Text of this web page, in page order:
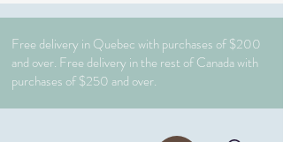
Free delivery in Quebec with purchases of $200
and over. Free delivery in the rest of Canada with
purchases of $250 and over.